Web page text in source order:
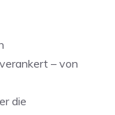
– von
die